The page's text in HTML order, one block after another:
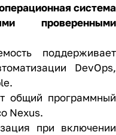
система
проверенными
поддерживает
DevOps,
общий программный
Nexus.
при включении